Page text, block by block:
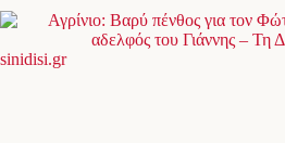
sinidisi.gr